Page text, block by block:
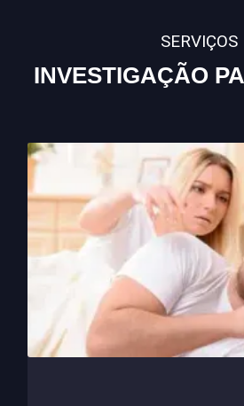
SERVIÇOS
INVESTIGAÇÃO